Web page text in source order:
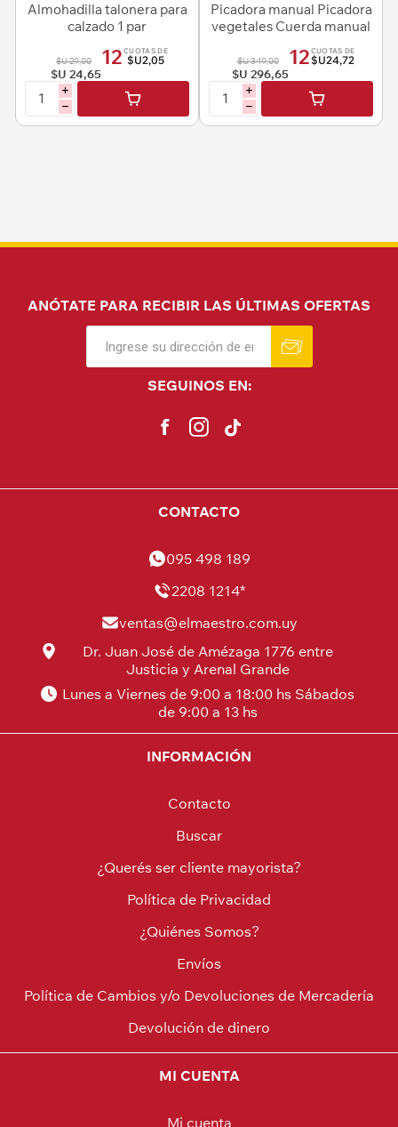
Almohadilla talonera para
calzado 1 par
$U 29,00
$U 24,65
12 CUOTAS DE
$U2,05
i
h
Picadora manual Picadora
vegetales Cuerda manual
$U 349,00
$U 296,65
12 CUOTAS DE
$U24,72
i
h
ANÓTATE PARA RECIBIR LAS ÚLTIMAS OFERTAS
SEGUINOS EN:
CONTACTO
095 498 189
2208 1214*
ventas@elmaestro.com.uy
Dr. Juan José de Amézaga 1776 entre
Justicia y Arenal Grande
Lunes a Viernes de 9:00 a 18:00 hs Sábados
de 9:00 a 13 hs
INFORMACIÓN
Contacto
Buscar
¿Querés ser cliente mayorista?
Política de Privacidad
¿Quiénes Somos?
Envíos
Política de Cambios y/o Devoluciones de Mercadería
Devolución de dinero
MI CUENTA
Mi cuenta